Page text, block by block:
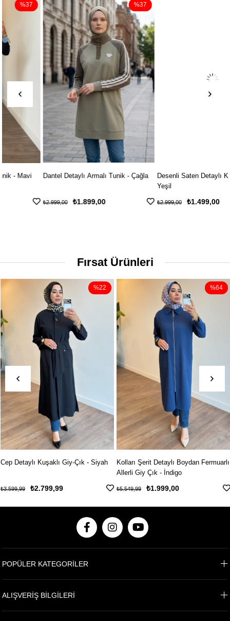
Dantel Detaylı Armalı Tunik - Çağla
₺1.899,00
%37
Desenli Saten Detaylı Krep Tunik -
₺1.499,00
Fırsat Ürünleri
Cep Detaylı Kuşaklı Giy-Çık - Siyah
₺2.799,99
₺3.599,99
%22
Kolları Şerit Detaylı Boydan Fermuarlı
Allerli Giy Çık - İndigo
₺1.999,00
₺5.549,99
%64
POPÜLER KATEGORİLER
ALIŞVERİŞ BİLGİLERİ